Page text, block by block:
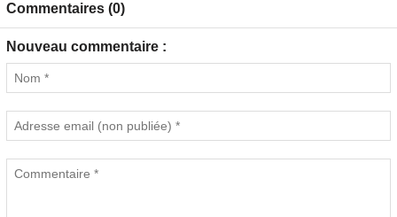
Commentaires (0)
Nouveau commentaire :